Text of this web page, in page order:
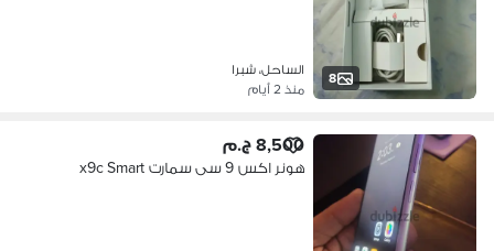
8
الساحل، شبرا
منذ 2 أيام
8,500 ج.م
هونر اكس 9 سى سمارت x9c Smart